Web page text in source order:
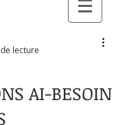
AI-BESOIN
lecture